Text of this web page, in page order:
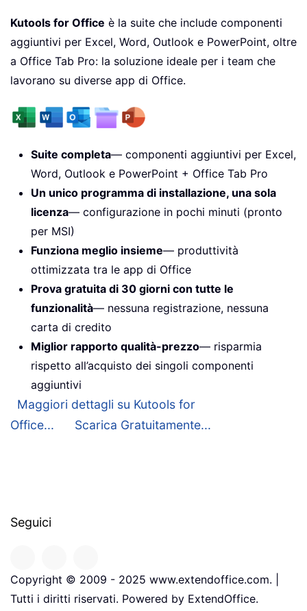
Kutools for Office è la suite che include componenti
aggiuntivi per Excel, Word, Outlook e PowerPoint, oltre
a Office Tab Pro: la soluzione ideale per i team che
lavorano su diverse app di Office.
Suite completa— componenti aggiuntivi per Excel,
Word, Outlook e PowerPoint + Office Tab Pro
Un unico programma di installazione, una sola
licenza— configurazione in pochi minuti (pronto
per MSI)
Funziona meglio insieme— produttività
ottimizzata tra le app di Office
Prova gratuita di 30 giorni con tutte le
funzionalità— nessuna registrazione, nessuna
carta di credito
Miglior rapporto qualità-prezzo— risparmia
rispetto all’acquisto dei singoli componenti
aggiuntivi
Maggiori dettagli su Kutools for
Office...
Scarica Gratuitamente...
Seguici
Copyright © 2009 - 2025 www.extendoffice.com. |
Tutti i diritti riservati. Powered by ExtendOffice.